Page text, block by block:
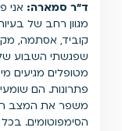
ד"ר סמארה: אני
מגוון רחב של
קוביד, אסתמה,
שפגשתי השבוע
מטופלים מגיעים
פתרונות. הם
משפר את המצב
הסימפוטומים. בכל